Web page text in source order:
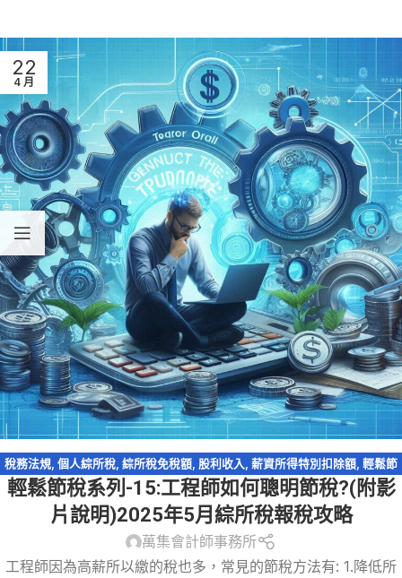
22
4 月
稅務法規 個人綜所稅 綜所稅免稅額 股利收入 薪資所得特別扣除額 輕鬆節
稅,輕鬆節稅-綜所稅,退休金提繳
輕鬆節稅系列-15:工程師如何聰明節稅?(附影
片說明)2025年5月綜所稅報稅攻略
萬集會計師事務所
工程師因為高薪所以繳的稅也多，常見的節稅方法有: 1.降低所